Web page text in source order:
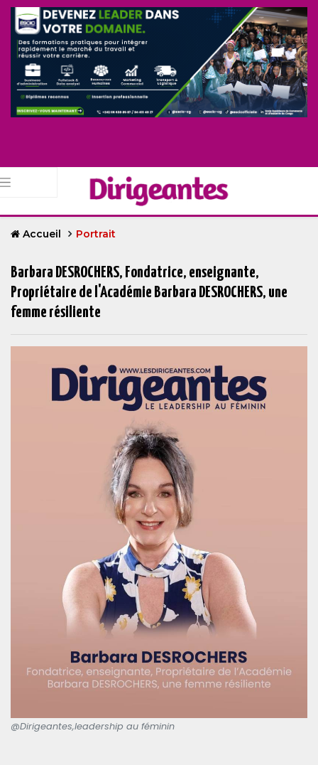
Accueil Portrait
Barbara DESROCHERS, Fondatrice, enseignante,
Propriétaire de l'Académie Barbara DESROCHERS, une
femme résiliente
@Dirigeantes,leadership au féminin